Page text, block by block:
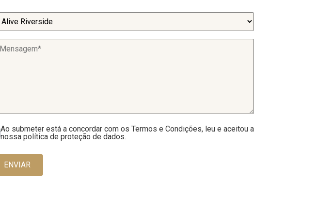
Ao submeter está a concordar com os Termos e Condições, leu e aceitou a
nossa política de proteção de dados.
ENVIAR